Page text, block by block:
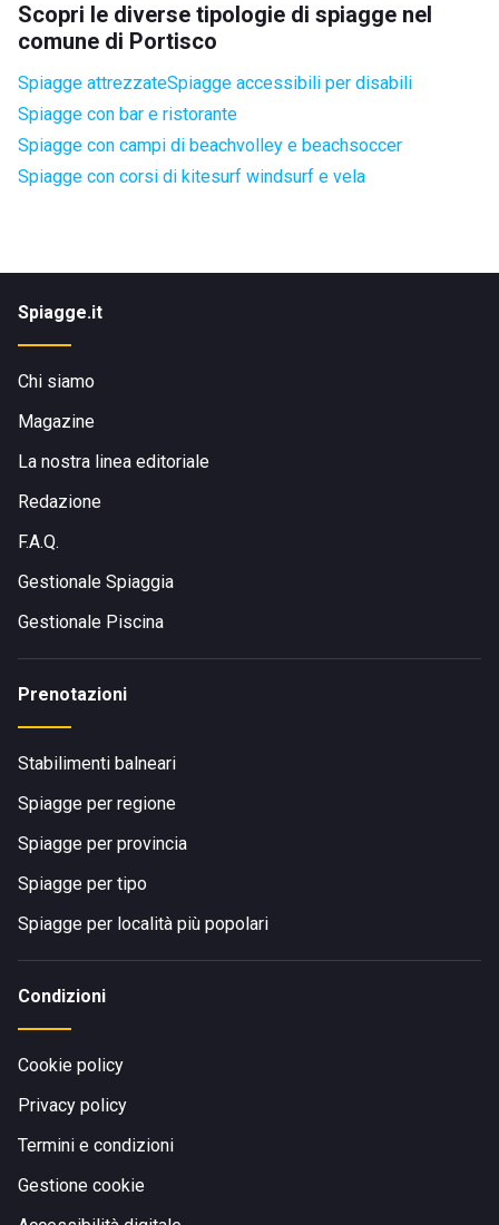
Scopri le diverse tipologie di spiagge nel
comune di Portisco
Spiagge attrezzateSpiagge accessibili per disabili
Spiagge con bar e ristorante
Spiagge con campi di beachvolley e beachsoccer
Spiagge con corsi di kitesurf windsurf e vela
Spiagge.it
Chi siamo
Magazine
La nostra linea editoriale
Redazione
F.A.Q.
Gestionale Spiaggia
Gestionale Piscina
Prenotazioni
Stabilimenti balneari
Spiagge per regione
Spiagge per provincia
Spiagge per tipo
Spiagge per località più popolari
Condizioni
Cookie policy
Privacy policy
Termini e condizioni
Gestione cookie